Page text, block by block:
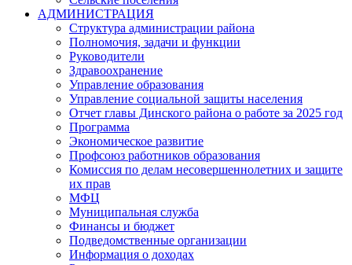
АДМИНИСТРАЦИЯ
Структура администрации района
Полномочия, задачи и функции
Руководители
Здравоохранение
Управление образования
Управление социальной защиты населения
Отчет главы Динского района о работе за 2025 год
Программа
Экономическое развитие
Профсоюз работников образования
Комиссия по делам несовершеннолетних и защите
их прав
МФЦ
Муниципальная служба
Финансы и бюджет
Подведомственные организации
Информация о доходах